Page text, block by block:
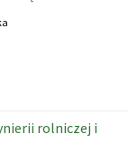
rolniczej i